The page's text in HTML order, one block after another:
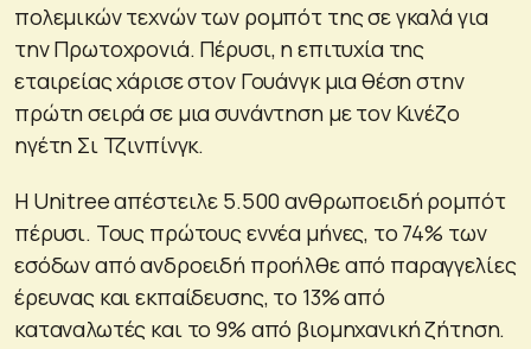
πολεμικών τεχνών των ρομπότ της σε γκαλά για
την Πρωτοχρονιά. Πέρυσι, η επιτυχία της
εταιρείας χάρισε στον Γουάνγκ μια θέση στην
πρώτη σειρά σε μια συνάντηση με τον Κινέζο
ηγέτη Σι Τζινπίνγκ.
Η Unitree απέστειλε 5.500 ανθρωποειδή ρομπότ
πέρυσι. Τους πρώτους εννέα μήνες, το 74% των
εσόδων από ανδροειδή προήλθε από παραγγελίες
έρευνας και εκπαίδευσης, το 13% από
καταναλωτές και το 9% από βιομηχανική ζήτηση.